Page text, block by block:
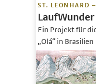
ST. LEONHARD
LaufWunder
Ein Projekt für
„Olá“ in Brasilien